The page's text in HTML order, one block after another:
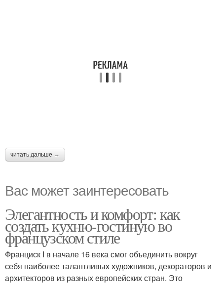
читать дальше →
Вас может заинтересовать
Элегантность и комфорт: как
создать кухню-гостиную во
французском стиле
Франциск I в начале 16 века смог объединить вокруг
себя наиболее талантливых художников, декораторов и
архитекторов из разных европейских стран. Это